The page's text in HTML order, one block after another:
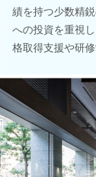
績を持つ少数精
への投資を重視
格取得支援や研